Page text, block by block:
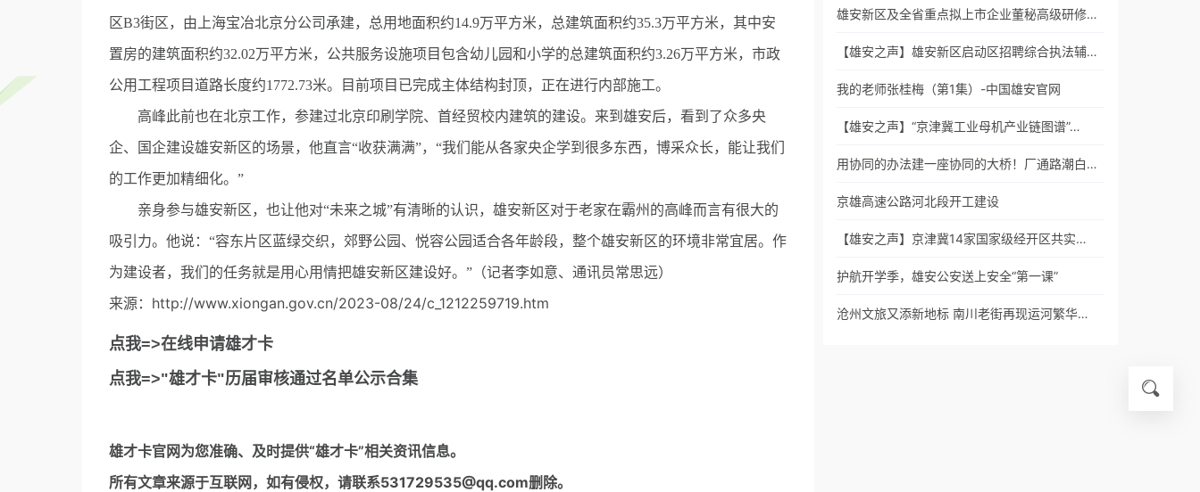
区B3街区，由上海宝冶北京分公司承建，总用地面积约14.9万平方米，总建筑面积约35.3万平方米，其中安
置房的建筑面积约32.02万平方米，公共服务设施项目包含幼儿园和小学的总建筑面积约3.26万平方米，市政
公用工程项目道路长度约1772.73米。目前项目已完成主体结构封顶，正在进行内部施工。
高峰此前也在北京工作，参建过北京印刷学院、首经贸校内建筑的建设。来到雄安后，看到了众多央
企、国企建设雄安新区的场景，他直言“收获满满”，“我们能从各家央企学到很多东西，博采众长，能让我们
的工作更加精细化。”
亲身参与雄安新区，也让他对“未来之城”有清晰的认识，雄安新区对于老家在霸州的高峰而言有很大的
吸引力。他说：“容东片区蓝绿交织，郊野公园、悦容公园适合各年龄段，整个雄安新区的环境非常宜居。作
为建设者，我们的任务就是用心用情把雄安新区建设好。”（记者李如意、通讯员常思远）
来源：http://www.xiongan.gov.cn/2023-08/24/c_1212259719.htm
点我=>在线申请雄才卡
点我=>"雄才卡"历届审核通过名单公示合集
雄才卡官网为您准确、及时提供“雄才卡”相关资讯信息。
所有文章来源于互联网，如有侵权，请联系531729535@qq.com删除。
雄安新区及全省重点拟上市企业董秘高级研修…
【雄安之声】雄安新区启动区招聘综合执法辅…
我的老师张桂梅（第1集）-中国雄安官网
【雄安之声】“京津冀工业母机产业链图谱”…
用协同的办法建一座协同的大桥！厂通路潮白…
京雄高速公路河北段开工建设
【雄安之声】京津冀14家国家级经开区共实…
护航开学季，雄安公安送上安全“第一课”
沧州文旅又添新地标 南川老街再现运河繁华…